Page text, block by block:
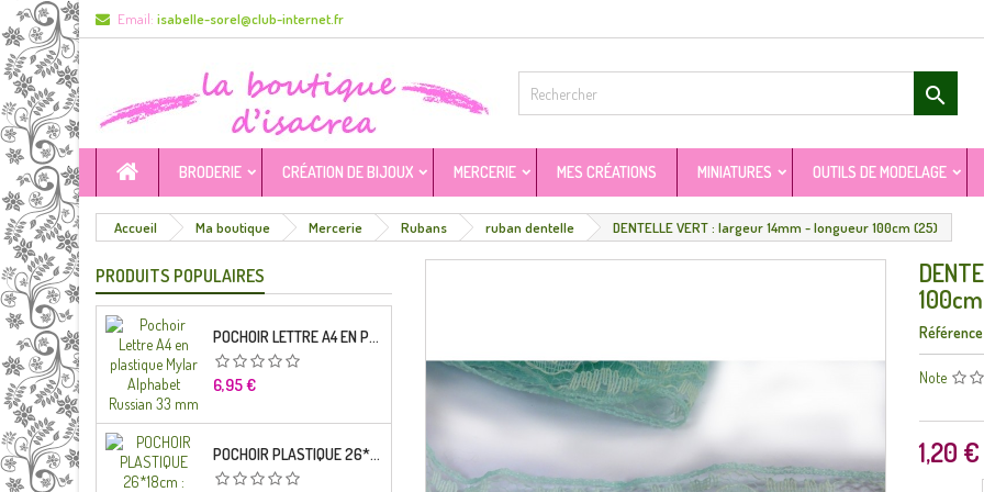
Email: isabelle-sorel@club-internet.fr

BRODERIE CRÉATION DE BIJOUX MERCERIE MES CRÉATIONS MINIATURES OUTILS DE MODELAGE
Accueil Ma boutique Mercerie Rubans ruban dentelle DENTELLE VERT : largeur 14mm - longueur 100cm (25)
PRODUITS POPULAIRES
POCHOIR LETTRE A4 EN PLASTIQUE MYLAR ALPHABET RUSSIAN 33 MM
Prix
6,95 €
POCHOIR PLASTIQUE 26*18CM : ALPHABET (04)
Référence
Note
1,20 €